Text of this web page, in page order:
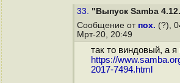
33. "Выпуск Samba
Сообщение от пох. (?),
Мрт-20, 20:49
так то виндовый, а я
https://
2017-7494.html